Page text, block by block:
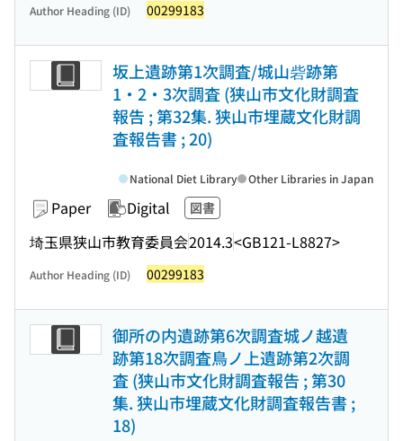
Author Heading (ID) 00299183
坂上遺跡第1次調査/城山砦跡第
1・2・3次調査 (狭山市文化財調査
報告 ; 第32集. 狭山市埋蔵文化財調
査報告書 ; 20)
Paper Digital 図書
埼玉県狭山市教育委員会2014.3<GB121-L8827>
National Diet Library Other Libraries in Japan
Author Heading (ID) 00299183
御所の内遺跡第6次調査城ノ越遺
跡第18次調査鳥ノ上遺跡第2次調
査 (狭山市文化財調査報告 ; 第30
集. 狭山市埋蔵文化財調査報告書 ;
18)